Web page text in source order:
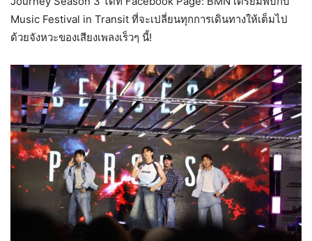
Music Festival in Transit ที่จะเปลี่ยนทุกการเดินทางให้เต็มไป
ด้วยจังหวะของเสียงเพลงเร็วๆ นี้!